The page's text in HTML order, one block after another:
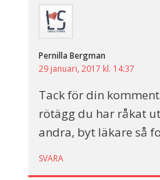
Pernilla Bergman
29 januari, 2017 kl. 14:37
Tack för din
rötägg du har råkat
andra, byt läkare så
SVARA